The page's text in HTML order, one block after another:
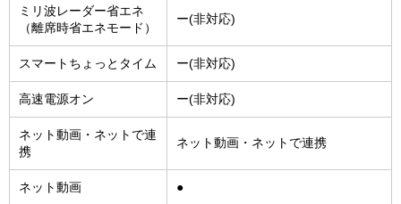
ミリ波レーダー省エネ
（離席時省エネモード）
ー(非対応)
スマートちょっとタイム ー(非対応)
高速電源オン ー(非対応)
ネット動画・ネットで連
携
ネット動画・ネットで連携
ネット動画 ●